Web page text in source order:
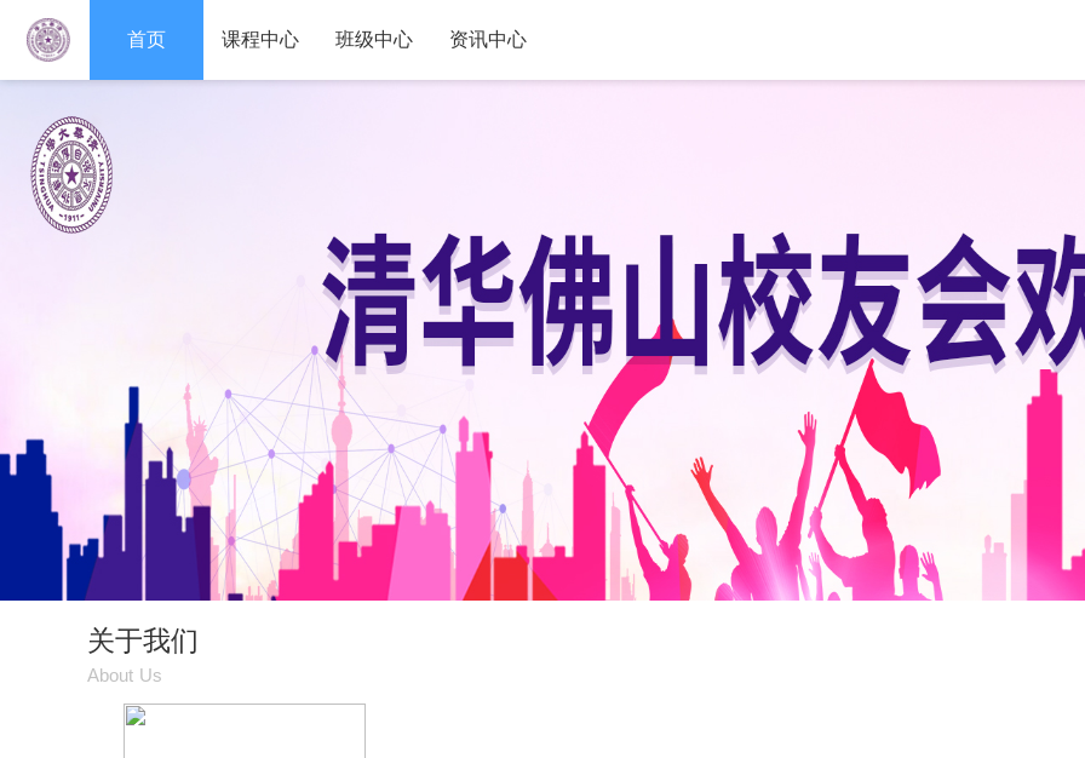
首页 课程中心 班级中心 资讯中心
关于我们
About Us